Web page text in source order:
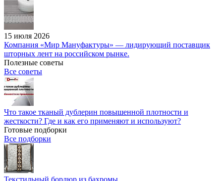
15 июля 2026
Компания «Мир Мануфактуры» — лидирующий поставщик
шторных лент на российском рынке.
Полезные советы
Все советы
Что такое тканый дублерин повышенной плотности и
жесткости? Где и как его применяют и используют?
Готовые подборки
Все подборки
Текстильный бордюр из бахромы